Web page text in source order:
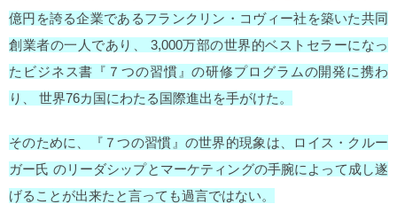
億円を誇る企業であるフランクリン・コヴィー社を築いた共同
創業者の一人であり、 3,000万部の世界的ベストセラーになっ
たビジネス書『７つの習慣』の研修プログラムの開発に携わ
り、 世界76カ国にわたる国際進出を手がけた。
そのために、『７つの習慣』の世界的現象は、ロイス・クルー
ガー氏 のリーダシップとマーケティングの手腕によって成し遂
げることが出来たと言っても過言ではない。